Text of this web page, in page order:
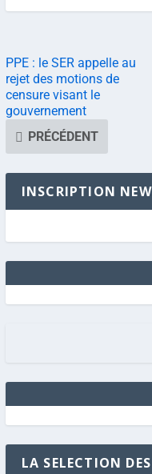
PPE : le SER appelle au
rejet des motions de
censure visant le
gouvernement
PRÉCÉDENT
INSCRIPTION
LA SELECTION